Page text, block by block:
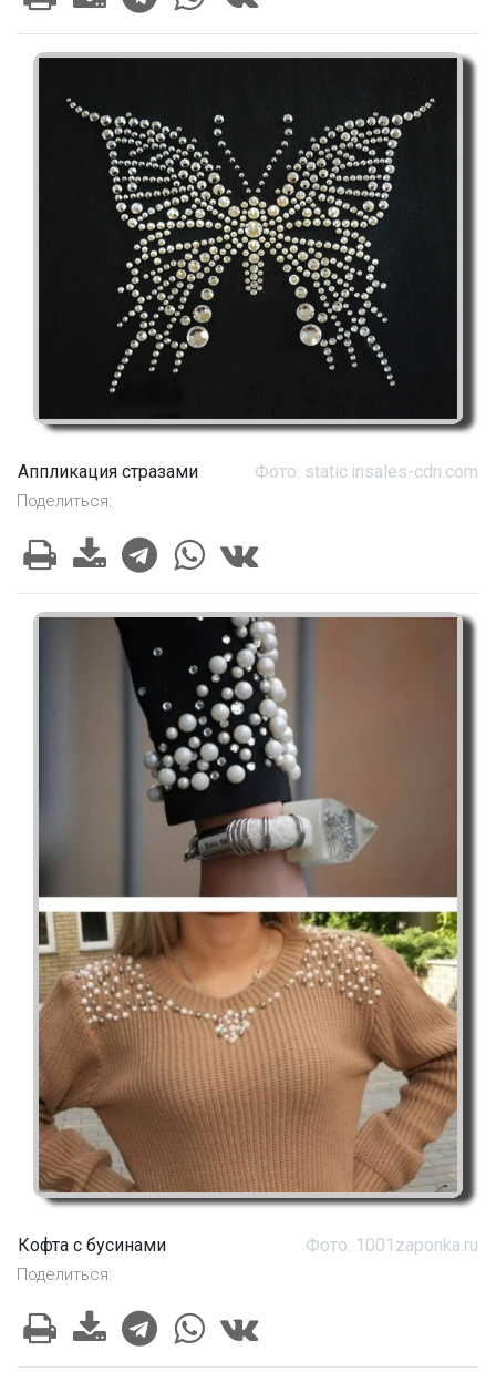
Аппликация стразами Фото: static.insales-cdn.com
Поделиться:
Кофта с бусинами Фото: 1001zaponka.ru
Поделиться: